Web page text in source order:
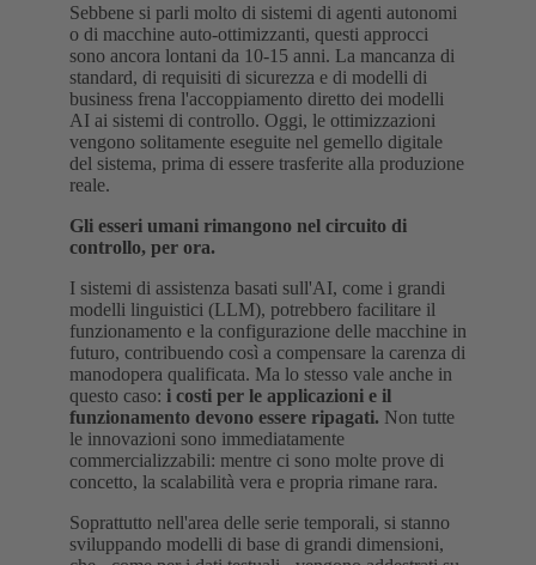
Sebbene si parli molto di sistemi di agenti autonomi
o di macchine auto-ottimizzanti, questi approcci
sono ancora lontani da 10-15 anni. La mancanza di
standard, di requisiti di sicurezza e di modelli di
business frena l'accoppiamento diretto dei modelli
AI ai sistemi di controllo. Oggi, le ottimizzazioni
vengono solitamente eseguite nel gemello digitale
del sistema, prima di essere trasferite alla produzione
reale.
Gli esseri umani rimangono nel circuito di
controllo, per ora.
I sistemi di assistenza basati sull'AI, come i grandi
modelli linguistici (LLM), potrebbero facilitare il
funzionamento e la configurazione delle macchine in
futuro, contribuendo così a compensare la carenza di
manodopera qualificata. Ma lo stesso vale anche in
questo caso: i costi per le applicazioni e il
funzionamento devono essere ripagati. Non tutte
le innovazioni sono immediatamente
commercializzabili: mentre ci sono molte prove di
concetto, la scalabilità vera e propria rimane rara.
Soprattutto nell'area delle serie temporali, si stanno
sviluppando modelli di base di grandi dimensioni,